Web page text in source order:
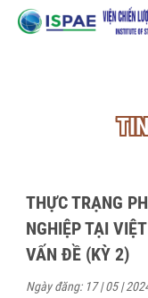
THỰC TRẠNG
NGHIỆP TẠI
VẤN ĐỀ (KỲ 2)
Ngày đăng: 17 | 05 |